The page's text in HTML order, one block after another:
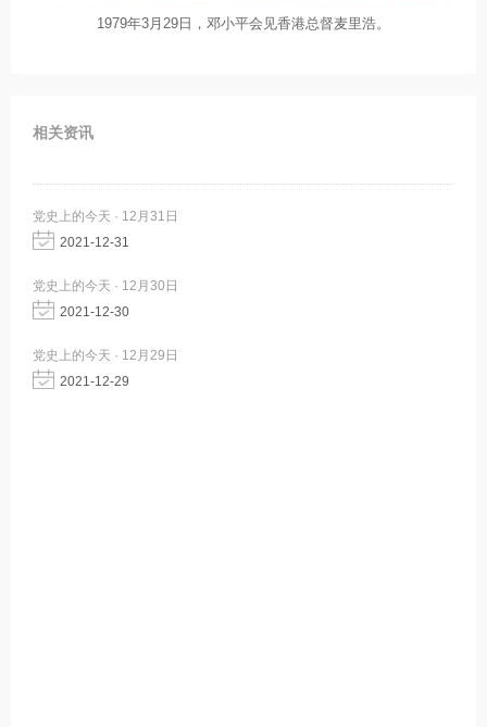
1979年3月29日，邓小平会见香港总督麦里浩。
相关资讯
党史上的今天 · 12月31日
2021-12-31
党史上的今天 · 12月30日
2021-12-30
党史上的今天 · 12月29日
2021-12-29